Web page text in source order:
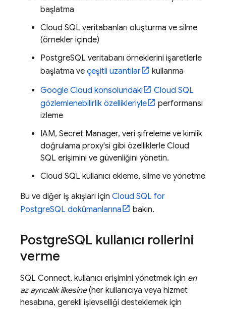
başlatma
Cloud SQL veritabanları oluşturma ve silme
(örnekler içinde)
PostgreSQL veritabanı örneklerini işaretlerle
başlatma ve çeşitli uzantılar
kullanma
Google Cloud konsolundaki
Cloud SQL
gözlemlenebilirlik özellikleriyle
performansı
izleme
IAM, Secret Manager, veri şifreleme ve kimlik
doğrulama proxy'si gibi özelliklerle Cloud
SQL erişimini ve güvenliğini yönetin.
Cloud SQL kullanıcı ekleme, silme ve yönetme
Bu ve diğer iş akışları için Cloud SQL for
PostgreSQL dokümanlarına
bakın.
PostgreSQL kullanıcı rollerini
verme
SQL Connect, kullanıcı erişimini yönetmek için en
az ayrıcalık ilkesine(her kullanıcıya veya hizmet
hesabına, gerekli işlevselliği desteklemek için